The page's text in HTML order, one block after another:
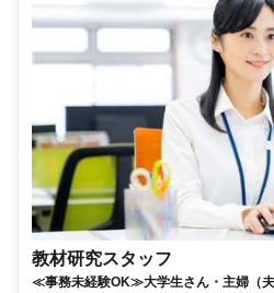
教材研究スタッフ
≪事務未経験OK≫大学生さん・主婦（